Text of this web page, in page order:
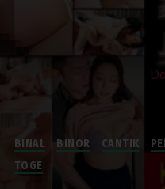
BINAL BINOR CANTIK
TOGE